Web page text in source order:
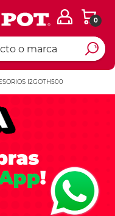
0
I2GOTH500
Ingresar Codigo